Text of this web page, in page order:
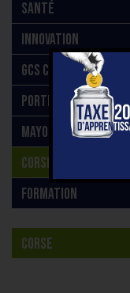
SANTÉ
INNOVATION
GCS CRCSI
PORTRAIT
MAYOTTE
CORSE
FORMATION
CORSE